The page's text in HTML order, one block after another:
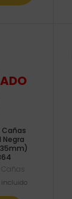
Negra
Cañas
incluido